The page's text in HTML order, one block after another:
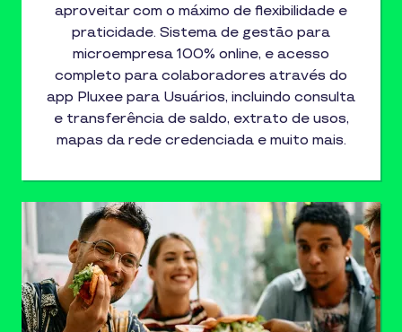
aproveitar com o máximo de flexibilidade e
praticidade. Sistema de gestão para
microempresa 100% online, e acesso
completo para colaboradores através do
app Pluxee para Usuários, incluindo consulta
e transferência de saldo, extrato de usos,
mapas da rede credenciada e muito mais.